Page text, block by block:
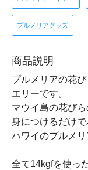
プルメリアグッズ
商品説明
プルメリアの花
エリーです。
マウイ島の花び
身につけるだけで
ハワイのプルメリ
全て14kgfを使っ